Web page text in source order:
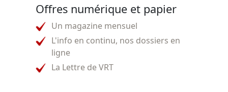
Offres numérique et papier
Un magazine mensuel
L'info en continu, nos dossiers en
ligne
La Lettre de VRT